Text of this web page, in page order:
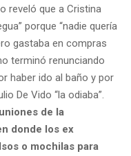
reveló que a Cristina
porque “nadie quería
gastaba en compras
terminó renunciando
haber ido al baño y por
De Vido “la odiaba”.
de la
donde los ex
o mochilas para